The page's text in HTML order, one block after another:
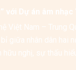
với Dự án âm nhạc
Việt Nam – Trung
giữa nhân dân hai
nghị, sự thấu